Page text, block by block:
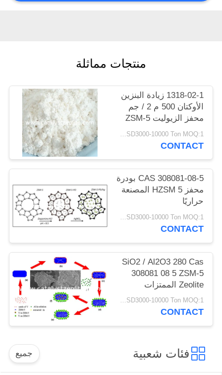
PRIVACY
POLICY
منتجات مماثلة
1318-02-1 زيادة البنزين
الأوكتان 500 م 2 / جم
محفز الزيوليت ZSM-5
USD3000-10000 Ton MOQ:1 كغم
CONTACT
CAS 308081-08-5 بودرة
محفز HZSM 5 المصنعة
حراريًا
USD3000-10000 Ton MOQ:1 كغم
CONTACT
SiO2 / Al2O3 280 Cas
308081 08 5 ZSM-5
Zeolite الممتزات
USD3000-10000 Ton MOQ:1 كغم
CONTACT
فئات شعبية جميع